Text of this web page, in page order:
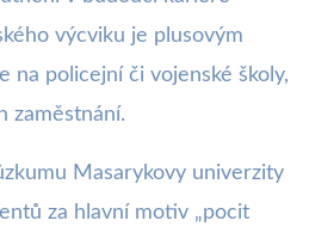
výcviku je plusovým
na policejní či vojenské školy,
zaměstnání.
Masarykovy univerzity
za hlavní motiv „pocit